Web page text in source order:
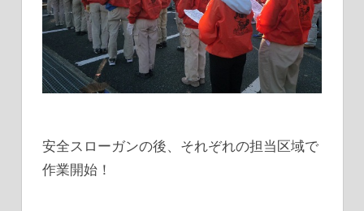
安全スローガンの後、それぞれの担当区域で
作業開始！